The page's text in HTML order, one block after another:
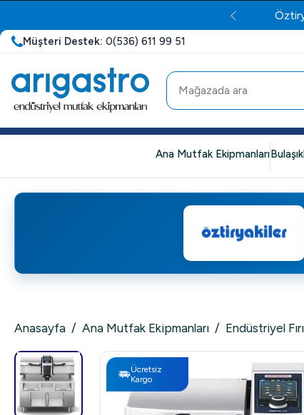
Müşteri Destek: 0(536) 611 99 51
Ana Mutfak Ekipmanları
Anasayfa / Ana Mutfak Ekipmanları / Endüstriyel
Ücretsiz
Kargo